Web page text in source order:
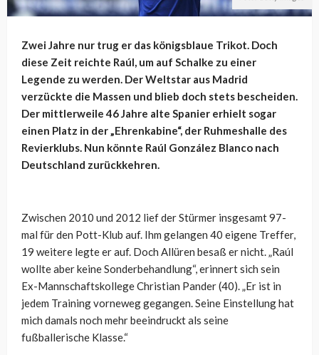
Zwei Jahre nur trug er das königsblaue Trikot. Doch
diese Zeit reichte Raúl, um auf Schalke zu einer
Legende zu werden. Der Weltstar aus Madrid
verzückte die Massen und blieb doch stets bescheiden.
Der mittlerweile 46 Jahre alte Spanier erhielt sogar
einen Platz in der „Ehrenkabine“, der Ruhmeshalle des
Revierklubs. Nun könnte Raúl González Blanco nach
Deutschland zurückkehren.
Zwischen 2010 und 2012 lief der Stürmer insgesamt 97-
mal für den Pott-Klub auf. Ihm gelangen 40 eigene Treffer,
19 weitere legte er auf. Doch Allüren besaß er nicht. „Raúl
wollte aber keine Sonderbehandlung“, erinnert sich sein
Ex-Mannschaftskollege Christian Pander (40). „Er ist in
jedem Training vorneweg gegangen. Seine Einstellung hat
mich damals noch mehr beeindruckt als seine
fußballerische Klasse.“